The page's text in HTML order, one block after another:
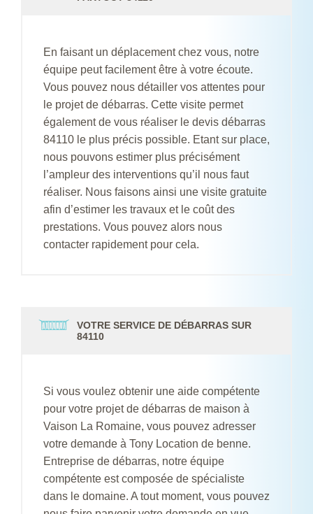
En faisant un déplacement chez vous, notre
équipe peut facilement être à votre écoute.
Vous pouvez nous détailler vos attentes pour
le projet de débarras. Cette visite permet
également de vous réaliser le devis débarras
84110 le plus précis possible. Etant sur place,
nous pouvons estimer plus précisément
l’ampleur des interventions qu’il nous faut
réaliser. Nous faisons ainsi une visite gratuite
afin d’estimer les travaux et le coût des
prestations. Vous pouvez alors nous
contacter rapidement pour cela.
VOTRE SERVICE DE DÉBARRAS SUR
84110
Si vous voulez obtenir une aide compétente
pour votre projet de débarras de maison à
Vaison La Romaine, vous pouvez adresser
votre demande à Tony Location de benne.
Entreprise de débarras, notre équipe
compétente est composée de spécialiste
dans le domaine. A tout moment, vous pouvez